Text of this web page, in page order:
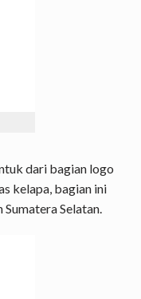
dari bagian logo
kelapa, bagian ini
Selatan.